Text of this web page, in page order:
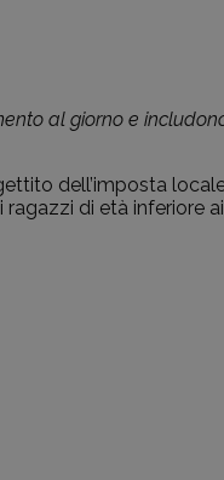
al giorno e
dell’imposta
di età inferiore